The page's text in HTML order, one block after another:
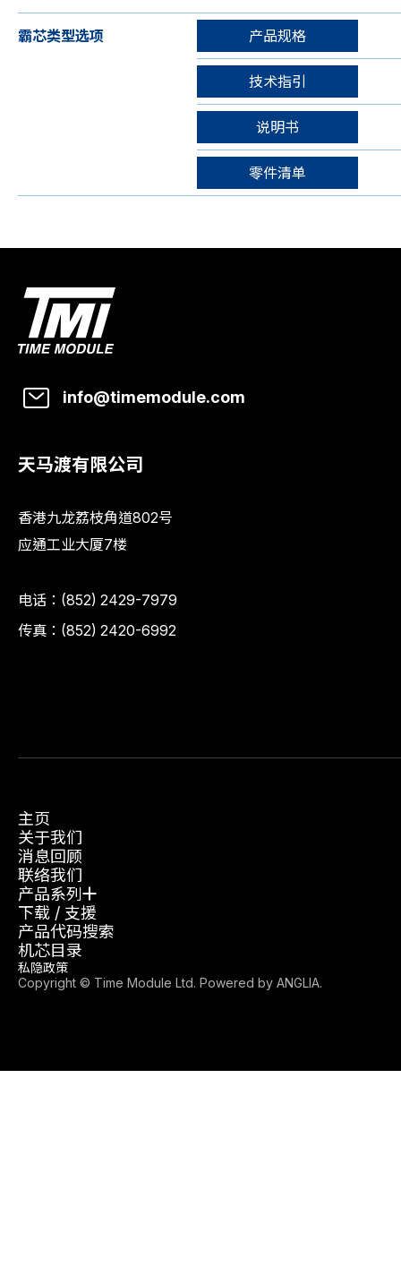
霸芯类型选项 产品规格
技术指引
说明书
零件清单
info@timemodule.com
天马渡有限公司
香港九龙荔枝角道802号
应通工业大厦7楼
电话： (852) 2429-7979
传真：(852) 2420-6992
主页
关于我们
消息回顾
联络我们
产品系列
下载 / 支援
产品代码搜索
机芯目录
Copyright © Time Module Ltd. Powered by ANGLIA.
私隐政策